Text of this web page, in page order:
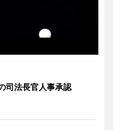
司法長官人事承認